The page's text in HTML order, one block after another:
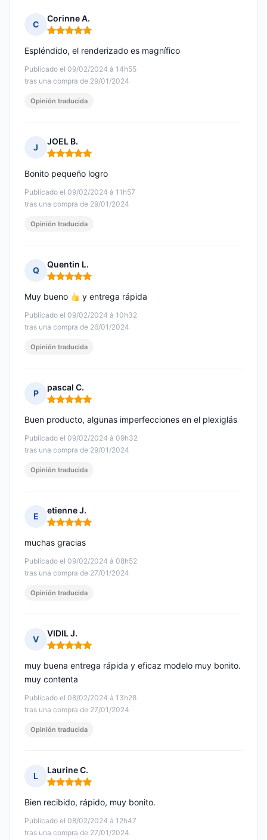
C
Corinne A.
Nota: 5 de 5
Publicado el 09/02/2024 à 14h55
tras una compra de 29/01/2024
Espléndido, el renderizado es magnífico
Opinión traducida
J
JOEL B.
Nota: 5 de 5
Publicado el 09/02/2024 à 11h57
tras una compra de 29/01/2024
Bonito pequeño logro
Opinión traducida
Q
Quentin L.
Nota: 5 de 5
Publicado el 09/02/2024 à 10h32
tras una compra de 26/01/2024
Muy bueno y entrega rápida
Opinión traducida
P
pascal C.
Nota: 5 de 5
Publicado el 09/02/2024 à 09h32
tras una compra de 29/01/2024
Buen producto, algunas imperfecciones en el plexiglás
Opinión traducida
E
etienne J.
Nota: 5 de 5
Publicado el 09/02/2024 à 08h52
tras una compra de 27/01/2024
muchas gracias
Opinión traducida
V
VIDIL J.
Nota: 5 de 5
Publicado el 08/02/2024 à 13h28
tras una compra de 27/01/2024
muy buena entrega rápida y eficaz modelo muy bonito.
muy contenta
Opinión traducida
L
Laurine C.
Nota: 5 de 5
Publicado el 08/02/2024 à 12h47
tras una compra de 27/01/2024
Bien recibido, rápido, muy bonito.